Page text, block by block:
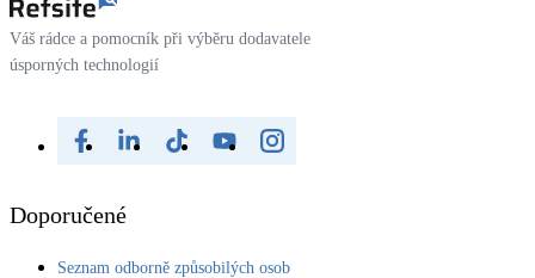
Váš rádce a pomocník při výběru dodavatele
úsporných technologií
Doporučené
Seznam odborně způsobilých osob